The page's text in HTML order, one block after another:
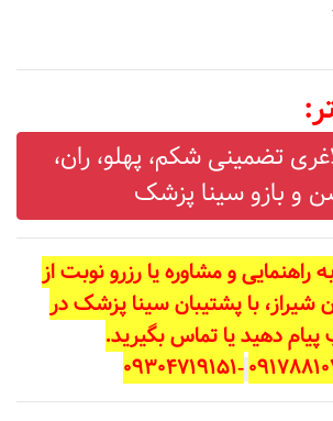
تضمینی شکم، پهلو، ران،
و بازو سینا پزشک
راهنمایی و مشاوره یا رزرو نوبت از
شیراز، با پشتیبان سینا پزشک در
پیام دهید یا تماس بگیرید.
-09304719151